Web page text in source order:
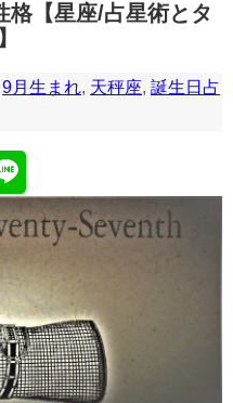
格【星座/占星術とタ
9月生まれ, 天秤座,誕生日占